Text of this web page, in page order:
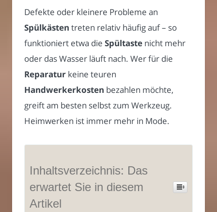
Defekte oder kleinere Probleme an
Spülkästen treten relativ häufig auf – so
funktioniert etwa die Spültaste nicht mehr
oder das Wasser läuft nach. Wer für die
Reparatur keine teuren
Handwerkerkosten bezahlen möchte,
greift am besten selbst zum Werkzeug.
Heimwerken ist immer mehr in Mode.
Inhaltsverzeichnis: Das
erwartet Sie in diesem
Artikel